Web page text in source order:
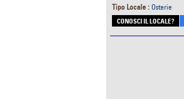
Tipo Locale : Osterie
CONOSCI IL LOCALE?